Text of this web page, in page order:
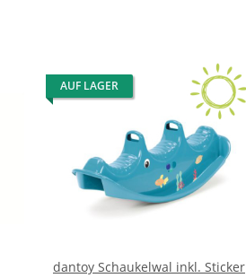
AUF LAGER
dantoy Schaukelwal inkl. Sticker